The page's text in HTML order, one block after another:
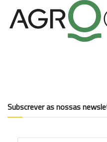
Subscrever as nossas